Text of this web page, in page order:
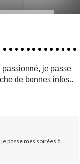
passionné, je passe
de bonnes infos..
passe mes soirées à...